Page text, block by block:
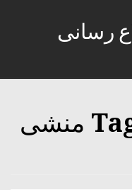
رسانی
Tag Archives for منشی